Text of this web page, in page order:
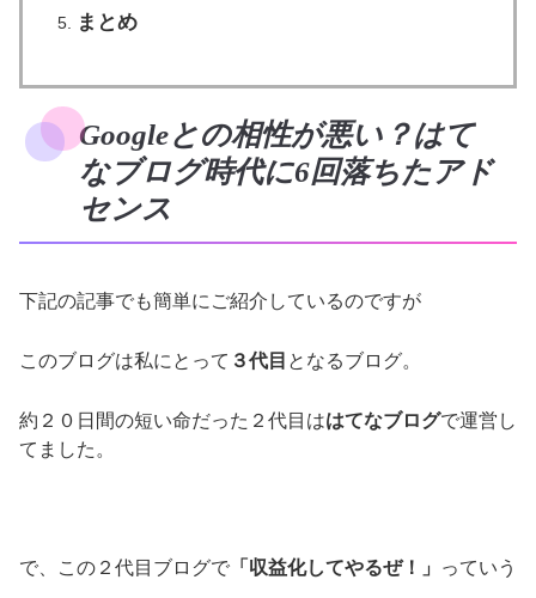
まとめ
Googleとの相性が悪い？はて
なブログ時代に6回落ちたアド
センス
下記の記事でも簡単にご紹介しているのですが
このブログは私にとって ３代目 となるブログ。
約２０日間の短い命だった２代目ははてなブログで運営し
てました。
で、この２代目ブログで 「収益化してやるぜ！」 っていう